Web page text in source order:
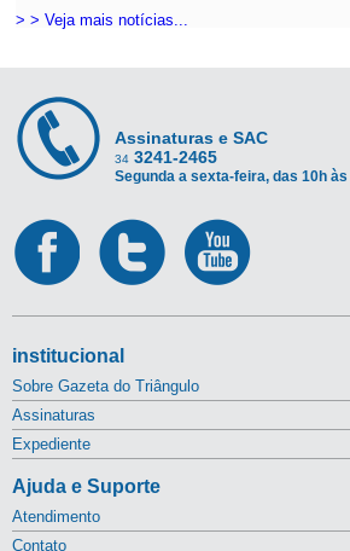
> > Veja mais notícias...
Assinaturas e SAC
34 3241-2465
Segunda a sexta-feira, das 10h
institucional
Sobre Gazeta do Triângulo
Assinaturas
Expediente
Ajuda e Suporte
Atendimento
Contato